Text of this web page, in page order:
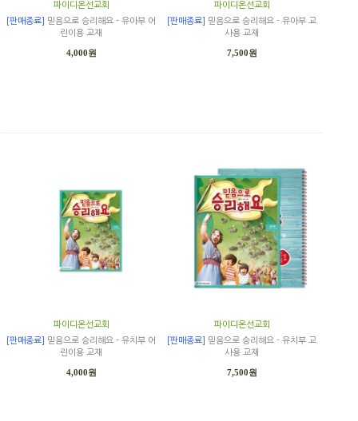
파이디온선교회
[판매종료]
믿음으로 승리해요 - 유아부 어
린이용 교재
4,000원
파이디온선교회
[판매종료]
믿음으로 승리해요 - 유아부 교
사용 교재
7,500원
파이디온선교회
[판매종료]
믿음으로 승리해요 - 유치부 어
린이용 교재
4,000원
파이디온선교회
[판매종료]
믿음으로 승리해요 - 유치부 교
사용 교재
7,500원